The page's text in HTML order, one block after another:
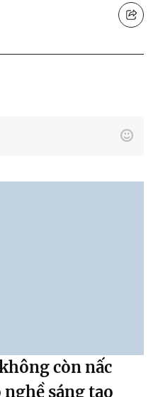
còn nấc
sáng tạo